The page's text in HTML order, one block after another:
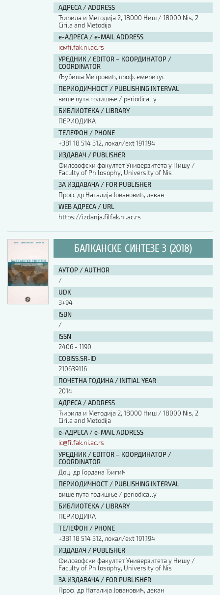
АДРЕСА / ADDRESS
Ћирила и Методија 2, 18000 Ниш / 18000 Nis, 2
Cirila and Metodija
е-АДРЕСА / e-MAIL ADDRESS
ic@filfak.ni.ac.rs
УРЕДНИК / EDITOR – КООРДИНАТОР /
COORDINATOR
Љубиша Митровић, проф. емеритус
ПЕРИОДИЧНОСТ / PUBLISHING INTERVAL
више пута годишње / periodically
БИБЛИОТЕКА / LIBRARY
ПЕРИОДИКА
ТЕЛЕФОН / PHONE
+381 18 514 312, локал/ext 191,194
ИЗДАВАЧ / PUBLISHER
Филозофски факултет Универзитета у Нишу /
Faculty of Philosophy, University of Nis
ЗА ИЗДАВАЧА / FOR PUBLISHER
Проф. др Наталија Јовановић, декан
WEB АДРЕСА / URL
https://izdanja.filfak.ni.ac.rs
БАЛКАНСКЕ СИНТЕЗЕ 3 (2018)
АУТОР / AUTHOR
/
UDK
3+94
ISBN
/
ISSN
2406 - 1190
COBISS.SR-ID
210639116
ПОЧЕТНА ГОДИНА / INITIAL YEAR
2014
АДРЕСА / ADDRESS
Ћирила и Методија 2, 18000 Ниш / 18000 Nis, 2
Cirila and Metodija
е-АДРЕСА / e-MAIL ADDRESS
ic@filfak.ni.ac.rs
УРЕДНИК / EDITOR – КООРДИНАТОР /
COORDINATOR
Доц. др Гордана Ђигић
ПЕРИОДИЧНОСТ / PUBLISHING INTERVAL
више пута годишње / periodically
БИБЛИОТЕКА / LIBRARY
ПЕРИОДИКА
ТЕЛЕФОН / PHONE
+381 18 514 312, локал/ext 191,194
ИЗДАВАЧ / PUBLISHER
Филозофски факултет Универзитета у Нишу /
Faculty of Philosophy, University of Nis
ЗА ИЗДАВАЧА / FOR PUBLISHER
Проф. др Наталија Јовановић, декан